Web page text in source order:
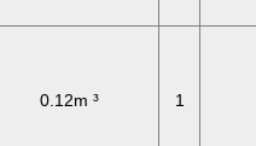
0.12m ³ 1